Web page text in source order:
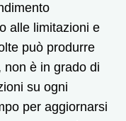
alle limitazioni e
può produrre
non è in grado di
su ogni
per aggiornarsi